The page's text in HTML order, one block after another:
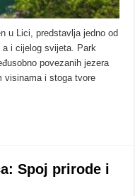
u Lici, predstavlja jedno od
i cijelog svijeta. Park
povezanih jezera
visinama i stoga tvore
Spoj prirode i